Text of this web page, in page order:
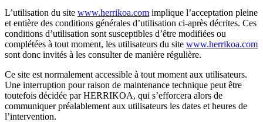
L’utilisation du site www.herrikoa.com implique l’acceptation pleine
et entière des conditions générales d’utilisation ci-après décrites. Ces
conditions d’utilisation sont susceptibles d’être modifiées ou
complétées à tout moment, les utilisateurs du site www.herrikoa.com
sont donc invités à les consulter de manière régulière.
Ce site est normalement accessible à tout moment aux utilisateurs.
Une interruption pour raison de maintenance technique peut être
toutefois décidée par HERRIKOA, qui s’efforcera alors de
communiquer préalablement aux utilisateurs les dates et heures de
l’intervention.